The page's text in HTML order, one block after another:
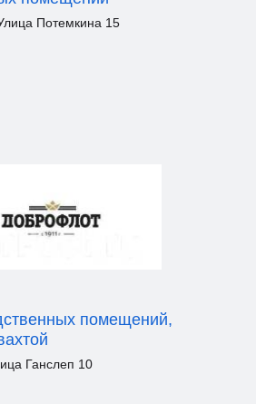
Потемкина 15
помещений,
Ганслеп 10